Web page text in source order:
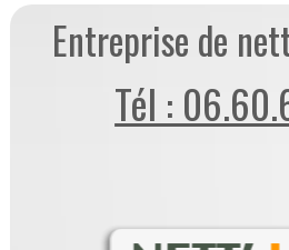
Entreprise de
Tél :